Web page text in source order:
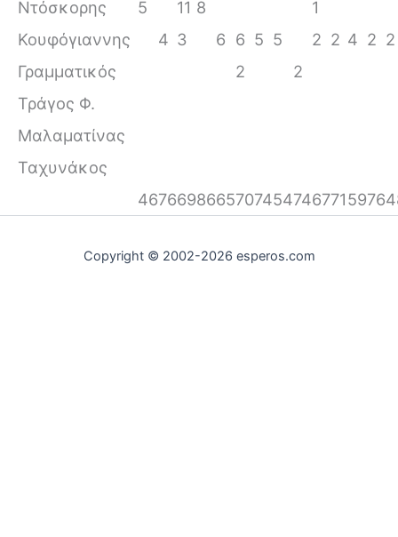
Ντόσκορης
5 11 8
1
Κουφόγιαννης
4 3 6 6 5 5 2 2 4 2 2
Γραμματικός
2
2
Τράγος Φ.
Μαλαματίνας
Ταχυνάκος
46766986657074547467715976
Copyright © 2002-2026 esperos.com